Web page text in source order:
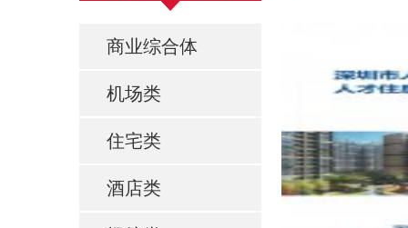
商业综合体
机场类
住宅类
酒店类